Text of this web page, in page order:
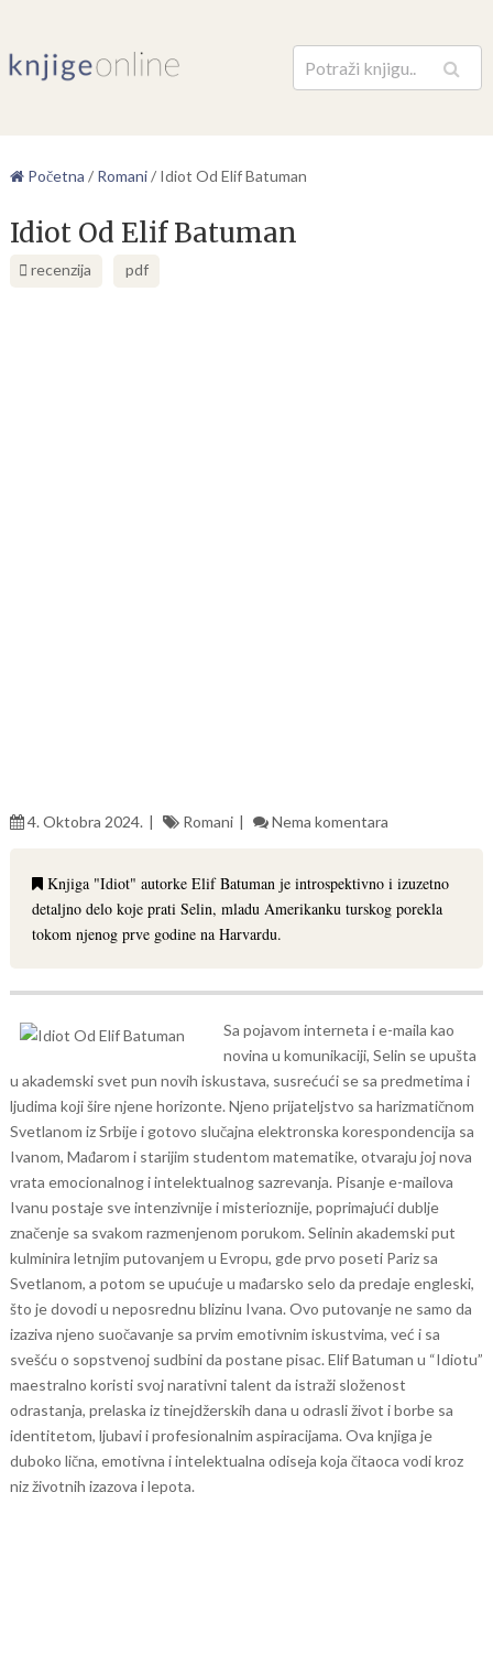
Pretraga
Početna / Romani/ Idiot Od Elif Batuman
Idiot Od Elif Batuman
recenzija pdf
4. Oktobra 2024. Romani Nema komentara
Knjiga "Idiot" autorke Elif Batuman je introspektivno i izuzetno
detaljno delo koje prati Selin, mladu Amerikanku turskog porekla
tokom njenog prve godine na Harvardu.
Sa pojavom interneta i e-maila kao
novina u komunikaciji, Selin se upušta
u akademski svet pun novih iskustava, susrećući se sa predmetima i
ljudima koji šire njene horizonte. Njeno prijateljstvo sa harizmatičnom
Svetlanom iz Srbije i gotovo slučajna elektronska korespondencija sa
Ivanom, Mađarom i starijim studentom matematike, otvaraju joj nova
vrata emocionalnog i intelektualnog sazrevanja. Pisanje e-mailova
Ivanu postaje sve intenzivnije i misterioznije, poprimajući dublje
značenje sa svakom razmenjenom porukom. Selinin akademski put
kulminira letnjim putovanjem u Evropu, gde prvo poseti Pariz sa
Svetlanom, a potom se upućuje u mađarsko selo da predaje engleski,
što je dovodi u neposrednu blizinu Ivana. Ovo putovanje ne samo da
izaziva njeno suočavanje sa prvim emotivnim iskustvima, već i sa
svešću o sopstvenoj sudbini da postane pisac. Elif Batuman u “Idiotu”
maestralno koristi svoj narativni talent da istraži složenost
odrastanja, prelaska iz tinejdžerskih dana u odrasli život i borbe sa
identitetom, ljubavi i profesionalnim aspiracijama. Ova knjiga je
duboko lična, emotivna i intelektualna odiseja koja čitaoca vodi kroz
niz životnih izazova i lepota.